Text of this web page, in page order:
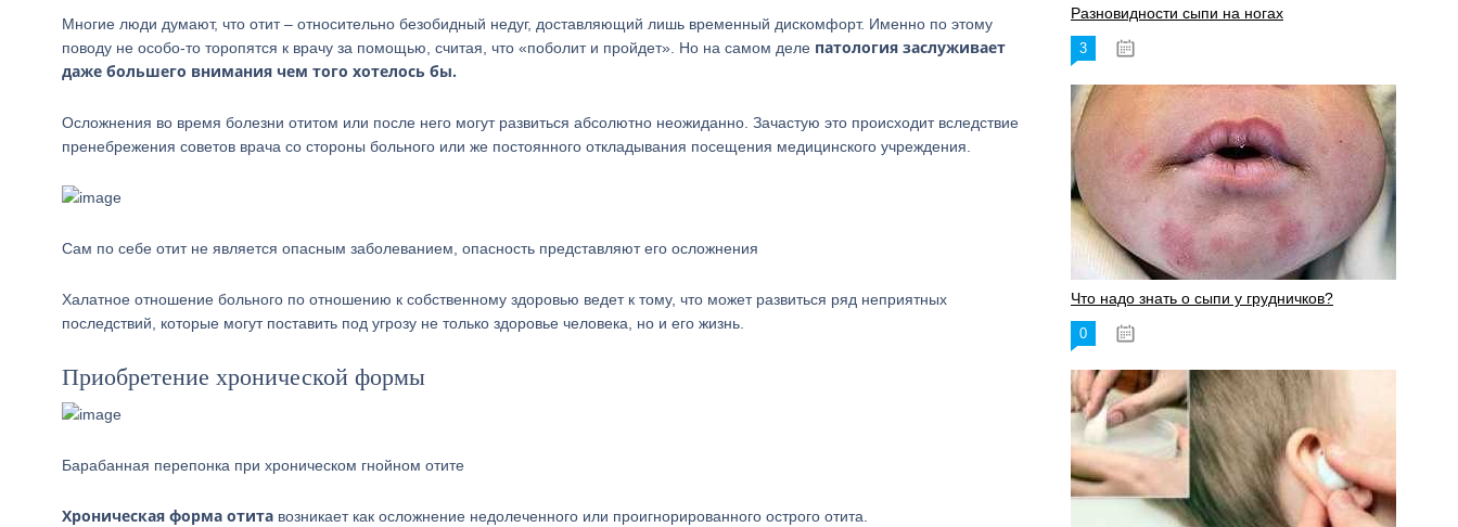
Многие люди думают, что отит – относительно безобидный недуг, доставляющий лишь временный дискомфорт. Именно по этому
поводу не особо-то торопятся к врачу за помощью, считая, что «поболит и пройдет». Но на самом деле патология заслуживает
даже большего внимания чем того хотелось бы.
Осложнения во время болезни отитом или после него могут развиться абсолютно неожиданно. Зачастую это происходит вследствие
пренебрежения советов врача со стороны больного или же постоянного откладывания посещения медицинского учреждения.
Сам по себе отит не является опасным заболеванием, опасность представляют его осложнения
Халатное отношение больного по отношению к собственному здоровью ведет к тому, что может развиться ряд неприятных
последствий, которые могут поставить под угрозу не только здоровье человека, но и его жизнь.
Приобретение хронической формы
Барабанная перепонка при хроническом гнойном отите
Хроническая форма отита возникает как осложнение недолеченного или проигнорированного острого отита.
Разновидности сыпи на ногах
3
Что надо знать о сыпи у грудничков?
0